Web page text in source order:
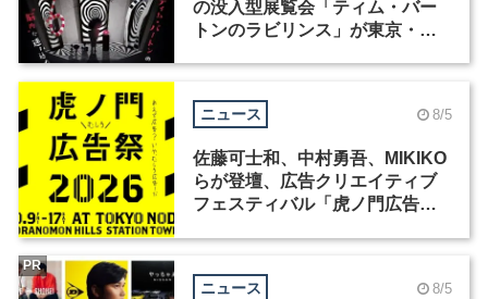
の没入型展覧会「ティム・バー
トンのラビリンス」が東京・豊
ニュース 8/5
佐藤可士和、中村勇吾、MIKIKO
らが登壇、広告クリエイティブ
フェスティバル「虎ノ門広告
ニュース 8/5
PR